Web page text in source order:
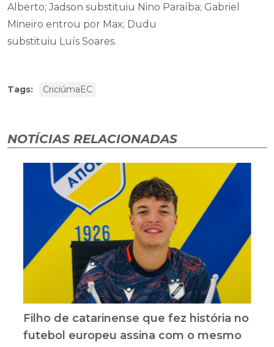
Alberto; Jadson substituiu Nino Paraíba; Gabriel
Mineiro entrou por Max; Dudu
substituiu Luís Soares.
Tags: CriciúmaEC
NOTÍCIAS RELACIONADAS
Filho de catarinense que fez história no
futebol europeu assina com o mesmo